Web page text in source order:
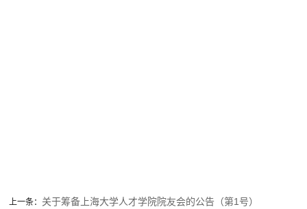
上一条： 关于筹备上海大学人才学院院友会的公告（第1号）